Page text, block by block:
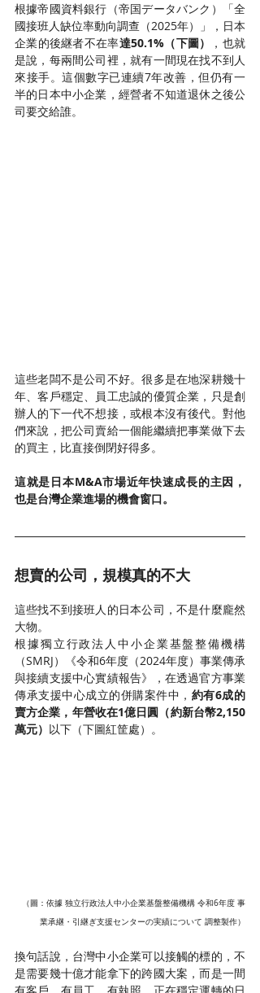
根據帝國資料銀行（帝国データバンク）「全
國接班人缺位率動向調查（2025年）」，日本
企業的後継者不在率達50.1%（下圖）
，也就
是說，每兩間公司裡，就有一間現在找不到人
來接手。這個數字已連續7年改善，但仍有一
半的日本中小企業，經營者不知道退休之後公
司要交給誰。
這些老闆不是公司不好。很多是在地深耕幾十
年、客戶穩定、員工忠誠的優質企業，只是創
辦人的下一代不想接，或根本沒有後代。對他
們來說，把公司賣給一個能繼續把事業做下去
的買主，比直接倒閉好得多。
這就是日本M&A市場近年快速成長的主因，
也是台灣企業進場的機會窗口。
想賣的公司，規模真的不大
這些找不到接班人的日本公司，不是什麼龐然
大物。
根據獨立行政法人中小企業基盤整備機構
（SMRJ）《令和6年度（2024年度）事業傳承
與接續支援中心實績報告》，在透過官方事業
傳承支援中心成立的併購案件中， 約有6成的
賣方企業，年營收在1億日圓（約新台幣2,150
萬元） 以下（下圖紅筐處）。
（圖：依據 独立行政法人中小企業基盤整備機構 令和6年度 事
業承継・引継ぎ支援センターの実績について 調整製作）
換句話說，台灣中小企業可以接觸的標的，不
是需要幾十億才能拿下的跨國大案，而是一間
有客戶、有員工、有執照、正在穩定運轉的日